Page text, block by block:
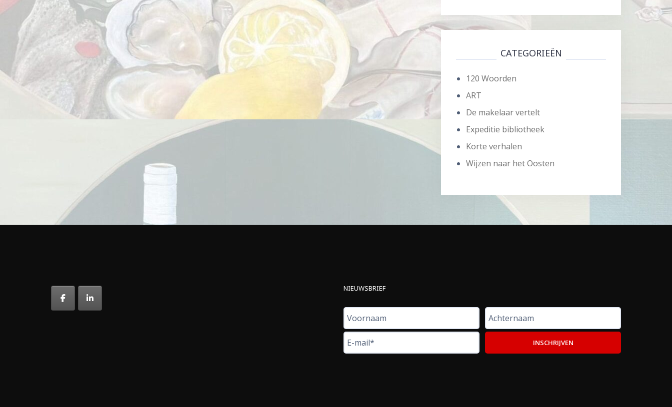
CATEGORIEËN
120 Woorden
ART
De makelaar vertelt
Expeditie bibliotheek
Korte verhalen
Wijzen naar het Oosten
NIEUWSBRIEF